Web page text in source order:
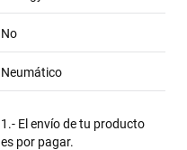
No
Neumático
1.- El envío de tu producto
es por pagar.